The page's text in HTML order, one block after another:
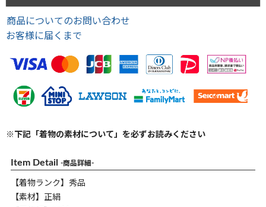
商品についてのお問い合わせ
お客様に届くまで
※下記「着物の素材について」を必ずお読みください
Item Detail -商品詳細-
【着物ランク】秀品
【素材】正絹